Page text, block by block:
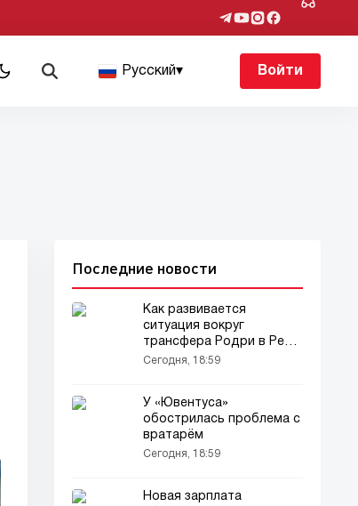
Русский▾ Войти
Последние новости
Как развивается
ситуация вокруг
трансфера Родри в Реал
Мадрид
Сегодня, 18:59
У «Ювентуса»
обострилась проблема с
вратарём
Сегодня, 18:59
Новая зарплата